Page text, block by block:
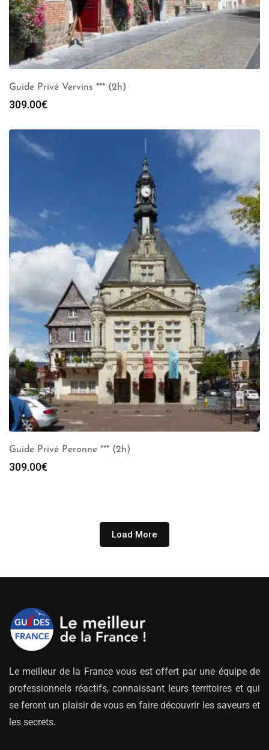
Guide Privé Vervins *** (2h)
309.00€
Guide Privé Peronne *** (2h)
309.00€
Load More
Le meilleur de la France vous est offert par une équipe de
professionnels réactifs, connaissant leurs territoires et qui
se feront un plaisir de vous en faire découvrir les saveurs et
les secrets.